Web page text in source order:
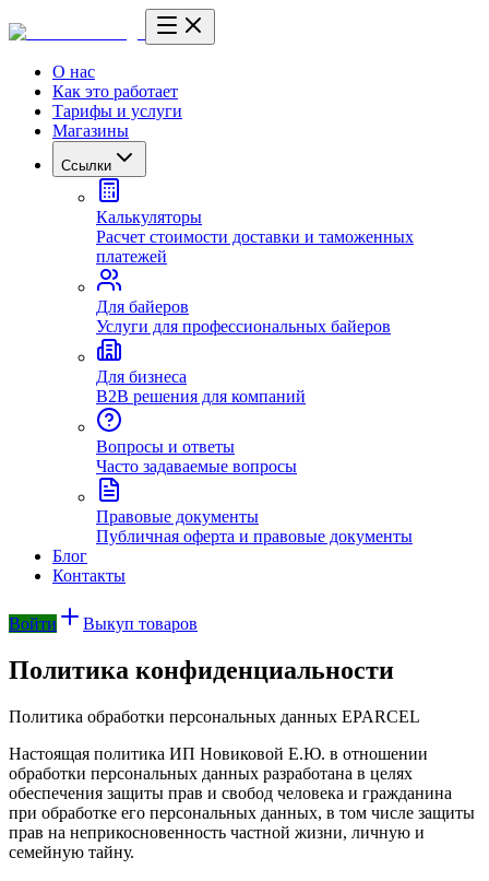
О нас
Как это работает
Тарифы и услуги
Магазины
Ссылки
Калькуляторы
Расчет стоимости доставки и таможенных
платежей
Для байеров
Услуги для профессиональных байеров
Для бизнеса
B2B решения для компаний
Вопросы и ответы
Часто задаваемые вопросы
Правовые документы
Публичная оферта и правовые документы
Блог
Контакты
Войти Выкуп товаров
Политика конфиденциальности
Политика обработки персональных данных EPARCEL
Настоящая политика ИП Новиковой Е.Ю. в отношении
обработки персональных данных разработана в целях
обеспечения защиты прав и свобод человека и гражданина
при обработке его персональных данных, в том числе защиты
прав на неприкосновенность частной жизни, личную и
семейную тайну.